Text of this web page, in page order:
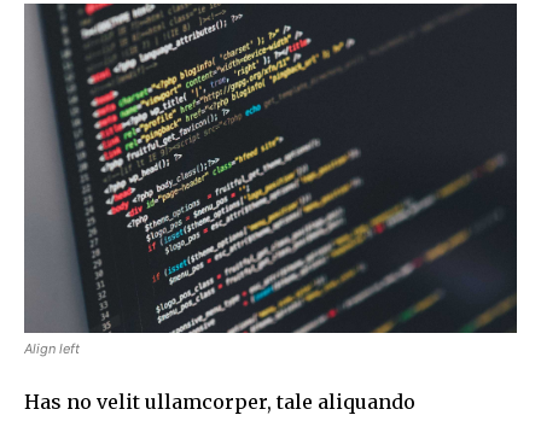
Align left
Has no velit ullamcorper, tale aliquando